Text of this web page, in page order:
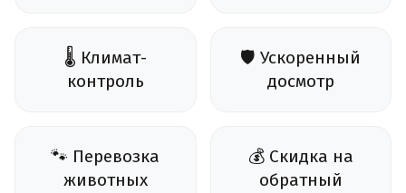
🌡️ Климат-
контроль
🛡️ Ускоренный
досмотр
🐾 Перевозка
животных
💰 Скидка на
обратный